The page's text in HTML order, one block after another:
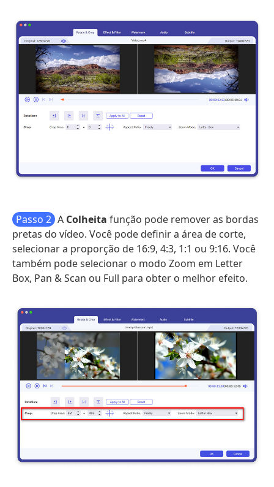
Passo 2 A Colheita função pode remover as bordas
pretas do vídeo. Você pode definir a área de corte,
selecionar a proporção de 16:9, 4:3, 1:1 ou 9:16. Você
também pode selecionar o modo Zoom em Letter
Box, Pan & Scan ou Full para obter o melhor efeito.